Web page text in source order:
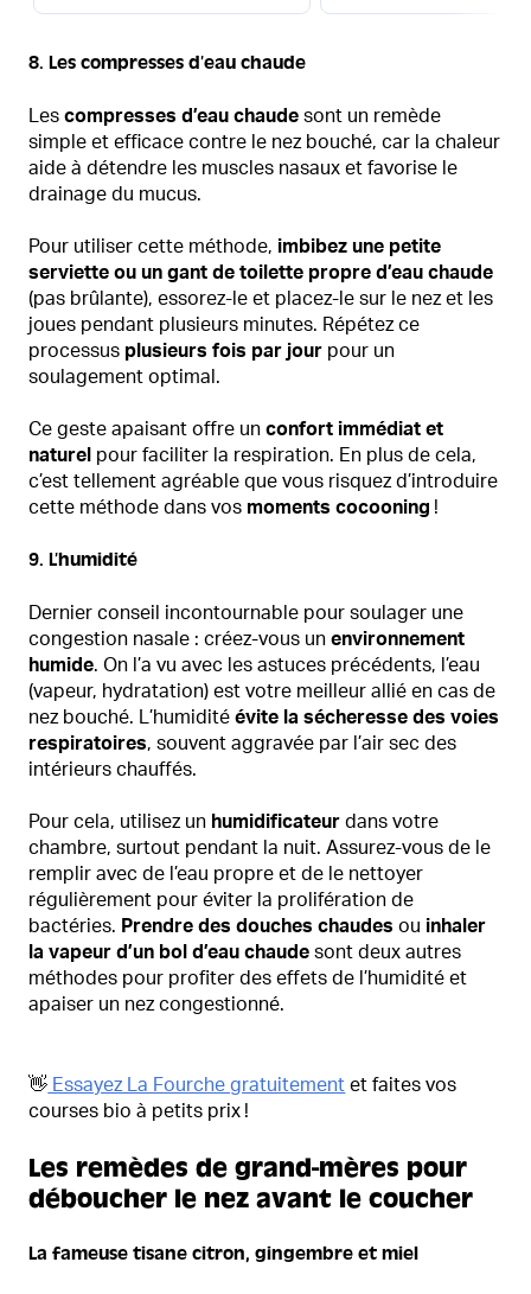
8. Les compresses d’eau chaude
Lescompresses d’eau chaude sont un remède
simple et efficace contre le nez bouché, car la chaleur
aide à détendre les muscles nasaux et favorise le
drainage du mucus.
Pour utiliser cette méthode, imbibez une petite
serviette ou un gant de toilette propre d’eau chaude
(pas brûlante), essorez-le et placez-le sur le nez et les
joues pendant plusieurs minutes. Répétez ce
processus plusieurs fois par jour pour un
soulagement optimal.
Ce geste apaisant offre unconfort immédiat et
naturel pour faciliter la respiration. En plus de cela,
c’est tellement agréable que vous risquez d’introduire
cette méthode dans vos moments cocooning !
9. L’humidité
Dernier conseil incontournable pour soulager une
congestion nasale : créez-vous unenvironnement
humide. On l’a vu avec les astuces précédents, l’eau
(vapeur, hydratation) est votre meilleur allié en cas de
nez bouché. L’humiditéévite la sécheresse des voies
respiratoires, souvent aggravée par l’air sec des
intérieurs chauffés.
Pour cela, utilisez un humidificateur dans votre
chambre, surtout pendant la nuit. Assurez-vous de le
remplir avec de l’eau propre et de le nettoyer
régulièrement pour éviter la prolifération de
bactéries. Prendre des douches chaudes ou inhaler
la vapeur d’un bol d’eau chaude sont deux autres
méthodes pour profiter des effets de l’humidité et
apaiser un nez congestionné.
👋 Essayez La Fourche gratuitement et faites vos
courses bio à petits prix !
Les remèdes de grand-mères pour
déboucher le nez avant le coucher
La fameuse tisane citron, gingembre et miel